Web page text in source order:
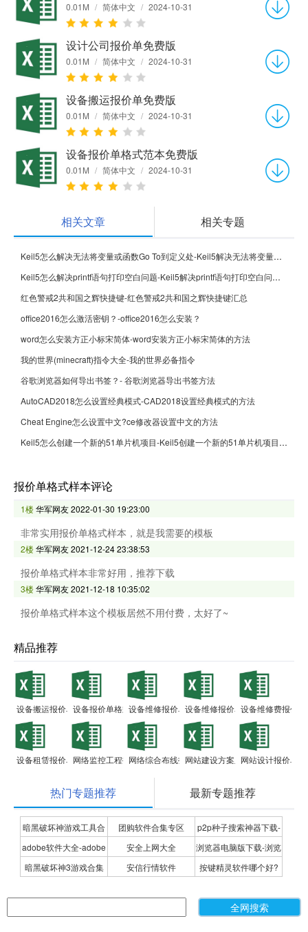
0.01M / 简体中文 / 2024-10-31
设计公司报价单免费版
0.01M / 简体中文 / 2024-10-31
设备搬运报价单免费版
0.01M / 简体中文 / 2024-10-31
设备报价单格式范本免费版
0.01M / 简体中文 / 2024-10-31
相关文章 相关专题
Keil5怎么解决无法将变量或函数Go To到定义处-Keil5解决无法将变量或函数Go To到定义处的方法
Keil5怎么解决printf语句打印空白问题-Keil5解决printf语句打印空白问题的方法
红色警戒2共和国之辉快捷键-红色警戒2共和国之辉快捷键汇总
office2016怎么激活密钥？-office2016怎么安装？
word怎么安装方正小标宋简体-word安装方正小标宋简体的方法
我的世界(minecraft)指令大全-我的世界必备指令
谷歌浏览器如何导出书签？- 谷歌浏览器导出书签方法
AutoCAD2018怎么设置经典模式-CAD2018设置经典模式的方法
Cheat Engine怎么设置中文?ce修改器设置中文的方法
Keil5怎么创建一个新的51单片机项目-Keil5创建一个新的51单片机项目的方法
报价单格式样本评论
1楼华军网友2022-01-30 19:23:00
非常实用报价单格式样本，就是我需要的模板
2楼华军网友2021-12-24 23:38:53
报价单格式样本非常好用，推荐下载
3楼华军网友2021-12-18 10:35:02
报价单格式样本这个模板居然不用付费，太好了~
精品推荐
设备搬运报价单设备报价单格式范本设备维修报价单设备维修报价单模板设备维修费报价单
设备租赁报价单网络监控工程报价单网络综合布线报价单网站建设方案及报价单网站设计报价单
热门专题推荐 最新专题推荐
暗黑破坏神游戏工具合
集
团购软件合集专区
p2p种子搜索神器下载-
P2P种子搜索神器专题
adobe软件大全-adobe
全系列软件下载-adobe
安全上网大全
浏览器电脑版下载-浏览
器下载合集
暗黑破坏神3游戏合集 安信行情软件
按键精灵软件哪个好?